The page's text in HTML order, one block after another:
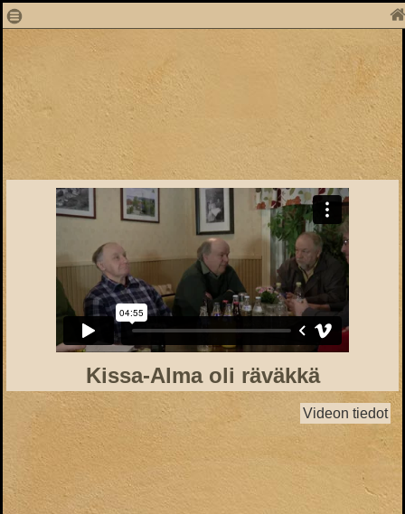
1
Kissa-Alma oli räväkkä
Videon tiedot